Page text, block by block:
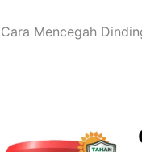
Mencegah